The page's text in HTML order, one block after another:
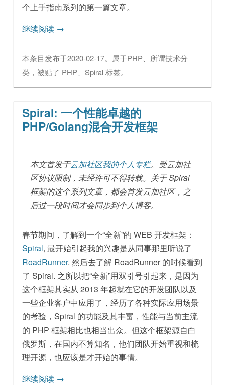
个上手指南系列的第一篇文章。
继续阅读 →
本条目发布于2020-02-17。属于PHP、 所谓技术分
类，被贴了 PHP、Spiral标签。
Spiral: 一个性能卓越的
PHP/Golang混合开发框架
本文首发于云加社区我的个人专栏。受云加社
区协议限制，未经许可不得转载。关于 Spiral
框架的这个系列文章，都会首发云加社区，之
后过一段时间才会同步到个人博客。
春节期间，了解到一个“全新”的 WEB 开发框架：
Spiral, 最开始引起我的兴趣是从同事那里听说了
RoadRunner. 然后去了解 RoadRunner 的时候看到
了 Spiral. 之所以把“全新”用双引号引起来，是因为
这个框架其实从 2013 年起就在它的开发团队以及
一些企业客户中应用了，经历了各种实际应用场景
的考验，Spiral 的功能及其丰富，性能与当前主流
的 PHP 框架相比也相当出众。但这个框架源自白
俄罗斯，在国内不算知名，他们团队开始重视和梳
理开源，也应该是才开始的事情。
继续阅读 →